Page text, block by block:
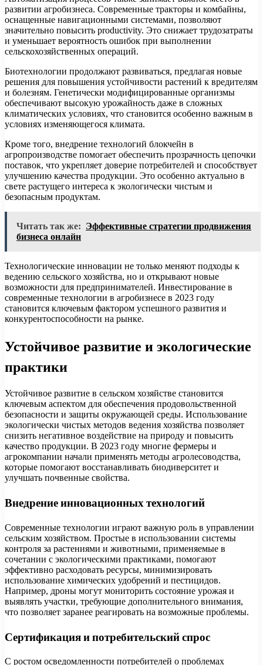
развитии агробизнеса. Современные тракторы и комбайны,
оснащенные навигационными системами, позволяют
значительно повысить productivity. Это снижает трудозатраты
и уменьшает вероятность ошибок при выполнении
сельскохозяйственных операций.
Биотехнологии продолжают развиваться, предлагая новые
решения для повышения устойчивости растений к вредителям
и болезням. Генетически модифицированные организмы
обеспечивают высокую урожайность даже в сложных
климатических условиях, что становится особенно важным в
условиях изменяющегося климата.
Кроме того, внедрение технологий блокчейн в
агропроизводстве помогает обеспечить прозрачность цепочки
поставок, что укрепляет доверие потребителей и способствует
улучшению качества продукции. Это особенно актуально в
свете растущего интереса к экологически чистым и
безопасным продуктам.
Читать так же: Эффективные стратегии продвижения
бизнеса онлайн
Технологические инновации не только меняют подходы к
ведению сельского хозяйства, но и открывают новые
возможности для предпринимателей. Инвестирование в
современные технологии в агробизнесе в 2023 году
становится ключевым фактором успешного развития и
конкурентоспособности на рынке.
Устойчивое развитие и экологические
практики
Устойчивое развитие в сельском хозяйстве становится
ключевым аспектом для обеспечения продовольственной
безопасности и защиты окружающей среды. Использование
экологически чистых методов ведения хозяйства позволяет
снизить негативное воздействие на природу и повысить
качество продукции. В 2023 году многие фермеры и
агрокомпании начали применять методы агролесоводства,
которые помогают восстанавливать биодиверситет и
улучшать почвенные свойства.
Внедрение инновационных технологий
Современные технологии играют важную роль в управлении
сельским хозяйством. Простые в использовании системы
контроля за растениями и животными, применяемые в
сочетании с экологическими практиками, помогают
эффективно расходовать ресурсы, минимизировать
использование химических удобрений и пестицидов.
Например, дроны могут мониторить состояние урожая и
выявлять участки, требующие дополнительного внимания,
что позволяет заранее реагировать на возможные проблемы.
Сертификация и потребительский спрос
С ростом осведомленности потребителей о проблемах